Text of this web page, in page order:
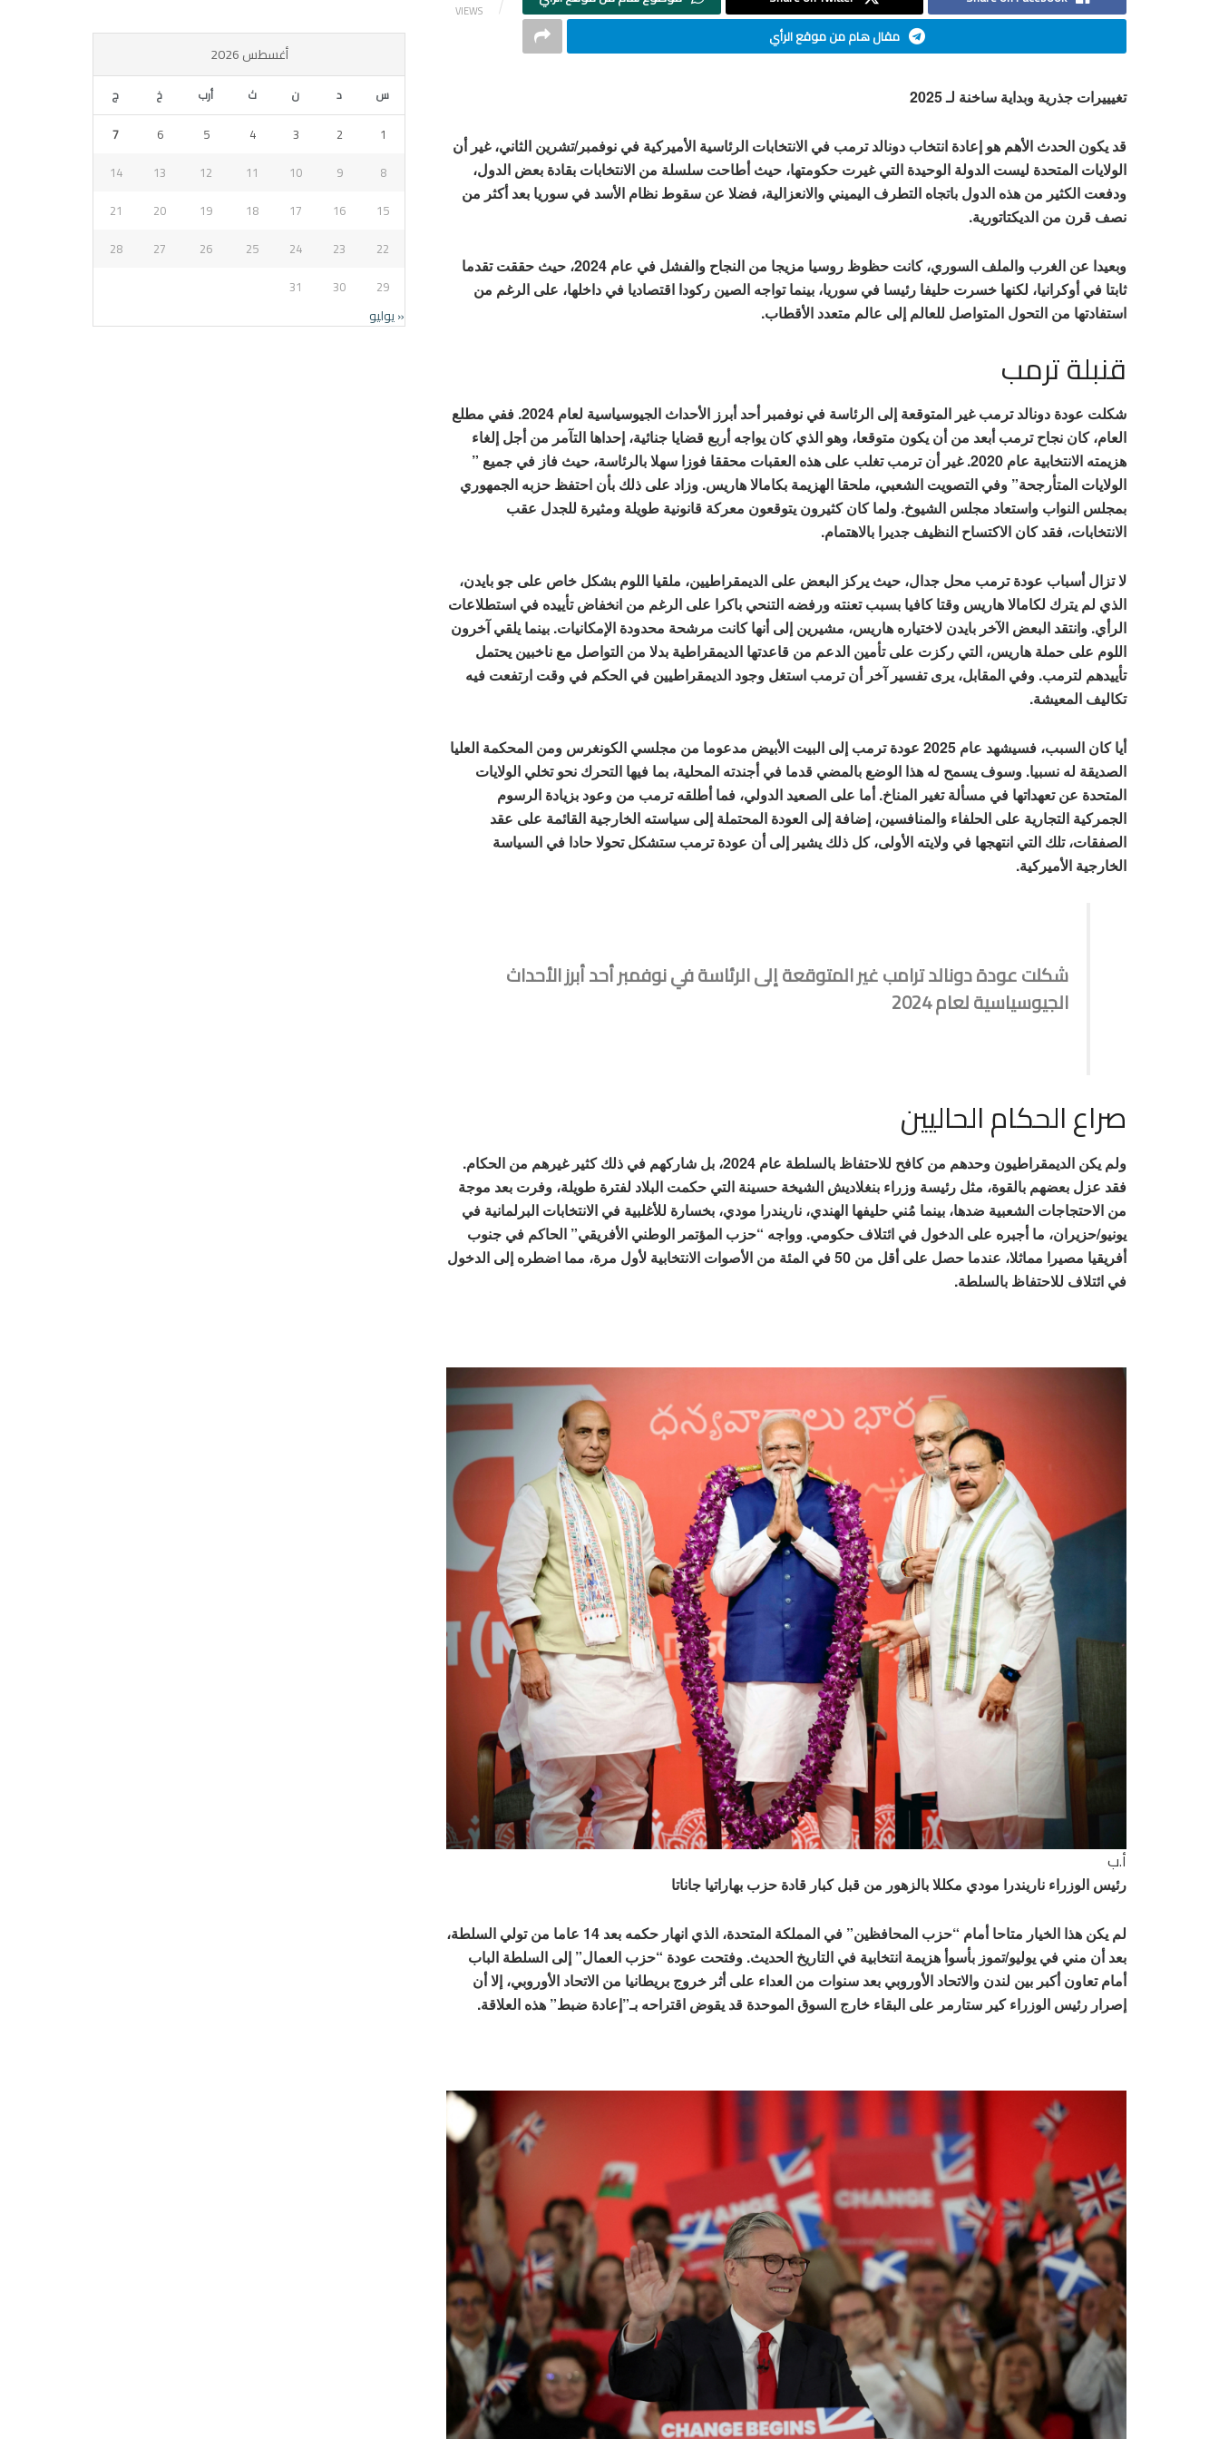
VIEWS
مقال هام من موقع الرأي
تغيييرات جذرية وبداية ساخنة لـ 2025
قد يكون الحدث الأهم هو إعادة انتخاب دونالد ترمب في الانتخابات الرئاسية الأميركية في نوفمبر/تشرين الثاني، غير أن
الولايات المتحدة ليست الدولة الوحيدة التي غيرت حكومتها، حيث أطاحت سلسلة من الانتخابات بقادة بعض الدول،
ودفعت الكثير من هذه الدول باتجاه التطرف اليميني والانعزالية، فضلا عن سقوط نظام الأسد في سوريا بعد أكثر من
نصف قرن من الديكتاتورية.
وبعيدا عن الغرب والملف السوري، كانت حظوظ روسيا مزيجا من النجاح والفشل في عام 2024، حيث حققت تقدما
ثابتا في أوكرانيا، لكنها خسرت حليفا رئيسا في سوريا، بينما تواجه الصين ركودا اقتصاديا في داخلها، على الرغم من
استفادتها من التحول المتواصل للعالم إلى عالم متعدد الأقطاب.
قنبلة ترمب
شكلت عودة دونالد ترمب غير المتوقعة إلى الرئاسة في نوفمبر أحد أبرز الأحداث الجيوسياسية لعام 2024. ففي مطلع
العام، كان نجاح ترمب أبعد من أن يكون متوقعا، وهو الذي كان يواجه أربع قضايا جنائية، إحداها التآمر من أجل إلغاء
هزيمته الانتخابية عام 2020. غير أن ترمب تغلب على هذه العقبات محققا فوزا سهلا بالرئاسة، حيث فاز في جميع ”
الولايات المتأرجحة” وفي التصويت الشعبي، ملحقا الهزيمة بكامالا هاريس. وزاد على ذلك بأن احتفظ حزبه الجمهوري
بمجلس النواب واستعاد مجلس الشيوخ. ولما كان كثيرون يتوقعون معركة قانونية طويلة ومثيرة للجدل عقب
الانتخابات، فقد كان الاكتساح النظيف جديرا بالاهتمام.
لا تزال أسباب عودة ترمب محل جدال، حيث يركز البعض على الديمقراطيين، ملقيا اللوم بشكل خاص على جو بايدن،
الذي لم يترك لكامالا هاريس وقتا كافيا بسبب تعنته ورفضه التنحي باكرا على الرغم من انخفاض تأييده في استطلاعات
الرأي. وانتقد البعض الآخر بايدن لاختياره هاريس، مشيرين إلى أنها كانت مرشحة محدودة الإمكانيات. بينما يلقي آخرون
اللوم على حملة هاريس، التي ركزت على تأمين الدعم من قاعدتها الديمقراطية بدلا من التواصل مع ناخبين يحتمل
تأييدهم لترمب. وفي المقابل، يرى تفسير آخر أن ترمب استغل وجود الديمقراطيين في الحكم في وقت ارتفعت فيه
تكاليف المعيشة.
أيا كان السبب، فسيشهد عام 2025 عودة ترمب إلى البيت الأبيض مدعوما من مجلسي الكونغرس ومن المحكمة العليا
الصديقة له نسبيا. وسوف يسمح له هذا الوضع بالمضي قدما في أجندته المحلية، بما فيها التحرك نحو تخلي الولايات
المتحدة عن تعهداتها في مسألة تغير المناخ. أما على الصعيد الدولي، فما أطلقه ترمب من وعود بزيادة الرسوم
الجمركية التجارية على الحلفاء والمنافسين، إضافة إلى العودة المحتملة إلى سياسته الخارجية القائمة على عقد
الصفقات، تلك التي انتهجها في ولايته الأولى، كل ذلك يشير إلى أن عودة ترمب ستشكل تحولا حادا في السياسة
الخارجية الأميركية.
شكلت عودة دونالد ترامب غير المتوقعة إلى الرئاسة في نوفمبر أحد أبرز الأحداث
الجيوسياسية لعام 2024
صراع الحكام الحاليين
ولم يكن الديمقراطيون وحدهم من كافح للاحتفاظ بالسلطة عام 2024، بل شاركهم في ذلك كثير غيرهم من الحكام.
فقد عزل بعضهم بالقوة، مثل رئيسة وزراء بنغلاديش الشيخة حسينة التي حكمت البلاد لفترة طويلة، وفرت بعد موجة
من الاحتجاجات الشعبية ضدها، بينما مُني حليفها الهندي، ناريندرا مودي، بخسارة للأغلبية في الانتخابات البرلمانية في
يونيو/حزيران، ما أجبره على الدخول في ائتلاف حكومي. وواجه “حزب المؤتمر الوطني الأفريقي” الحاكم في جنوب
أفريقيا مصيرا مماثلا، عندما حصل على أقل من 50 في المئة من الأصوات الانتخابية لأول مرة، مما اضطره إلى الدخول
في ائتلاف للاحتفاظ بالسلطة.
أ.ب
رئيس الوزراء ناريندرا مودي مكللا بالزهور من قبل كبار قادة حزب بهاراتيا جاناتا
لم يكن هذا الخيار متاحا أمام “حزب المحافظين” في المملكة المتحدة، الذي انهار حكمه بعد 14 عاما من تولي السلطة،
بعد أن مني في يوليو/تموز بأسوأ هزيمة انتخابية في التاريخ الحديث. وفتحت عودة “حزب العمال” إلى السلطة الباب
أمام تعاون أكبر بين لندن والاتحاد الأوروبي بعد سنوات من العداء على أثر خروج بريطانيا من الاتحاد الأوروبي، إلا أن
إصرار رئيس الوزراء كير ستارمر على البقاء خارج السوق الموحدة قد يقوض اقتراحه بـ”إعادة ضبط” هذه العلاقة.
أغسطس 2026
س د ن ث أرب خ ج
1
2
3
4
5
6
7
8
9
10
11
12
13
14
15
16
17
18
19
20
21
22
23
24
25
26
27
28
29
30
31
« يوليو